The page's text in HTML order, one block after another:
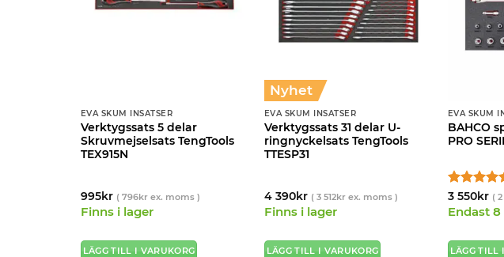
EVA SKUM INSATSER
Verktygssats 5 delar
Skruvmejselsats TengTools
TEX915N
995kr ( 796krex. moms )
Finns i lager
LÄGG TILL I VARUKORG
Nyhet
EVA SKUM INSATSER
Verktygssats 31 delar U-
ringnyckelsats TengTools
TTESP31
4 390kr ( 3 512krex. moms )
Finns i lager
LÄGG TILL I VARUKORG
EVA SKUM
BAHCO
PRO
Betygsatt
av 5
3 550kr (
Endast
LÄGG TILL